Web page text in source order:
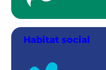
Habitat social